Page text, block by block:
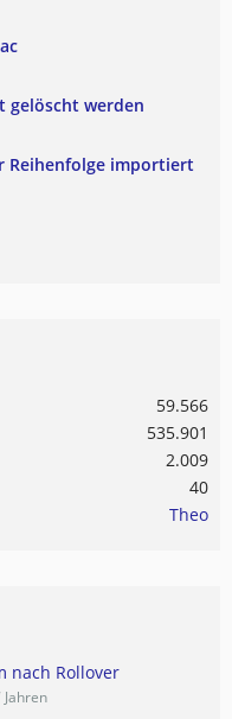
gelöscht werden
Reihenfolge importiert
59.566
535.901
2.009
40
Theo
nach Rollover